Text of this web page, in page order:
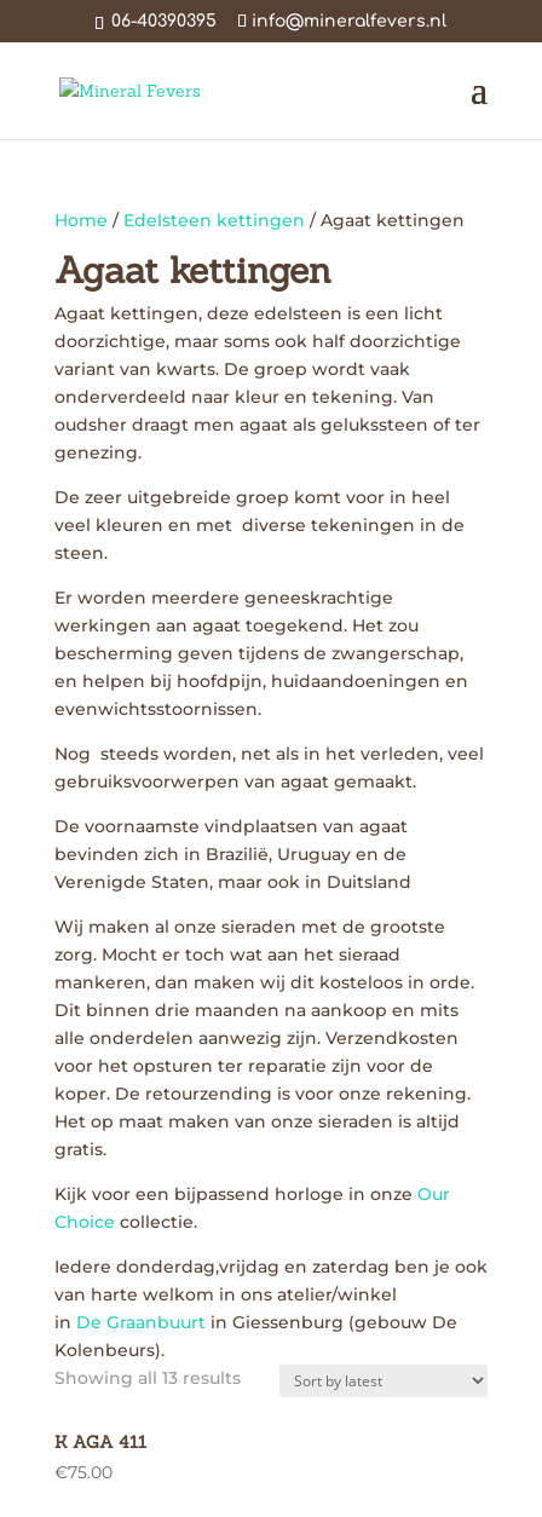
06-40390395 info@mineralfevers.nl
Home / Edelsteen kettingen / Agaat kettingen
Agaat kettingen
Agaat kettingen, deze edelsteen is een licht
doorzichtige, maar soms ook half doorzichtige
variant van kwarts. De groep wordt vaak
onderverdeeld naar kleur en tekening. Van
oudsher draagt men agaat als gelukssteen of ter
genezing.
De zeer uitgebreide groep komt voor in heel
veel kleuren en met diverse tekeningen in de
steen.
Er worden meerdere geneeskrachtige
werkingen aan agaat toegekend. Het zou
bescherming geven tijdens de zwangerschap,
en helpen bij hoofdpijn, huidaandoeningen en
evenwichtsstoornissen.
Nog steeds worden, net als in het verleden, veel
gebruiksvoorwerpen van agaat gemaakt.
De voornaamste vindplaatsen van agaat
bevinden zich in Brazilië, Uruguay en de
Verenigde Staten, maar ook in Duitsland
Wij maken al onze sieraden met de grootste
zorg. Mocht er toch wat aan het sieraad
mankeren, dan maken wij dit kosteloos in orde.
Dit binnen drie maanden na aankoop en mits
alle onderdelen aanwezig zijn. Verzendkosten
voor het opsturen ter reparatie zijn voor de
koper. De retourzending is voor onze rekening.
Het op maat maken van onze sieraden is altijd
gratis.
Kijk voor een bijpassend horloge in onze Our
Choice collectie.
Iedere donderdag,vrijdag en zaterdag ben je ook
van harte welkom in ons atelier/winkel
in De Graanbuurtin Giessenburg (gebouw De
Kolenbeurs).
Showing all 13 results
K AGA 411
€75.00